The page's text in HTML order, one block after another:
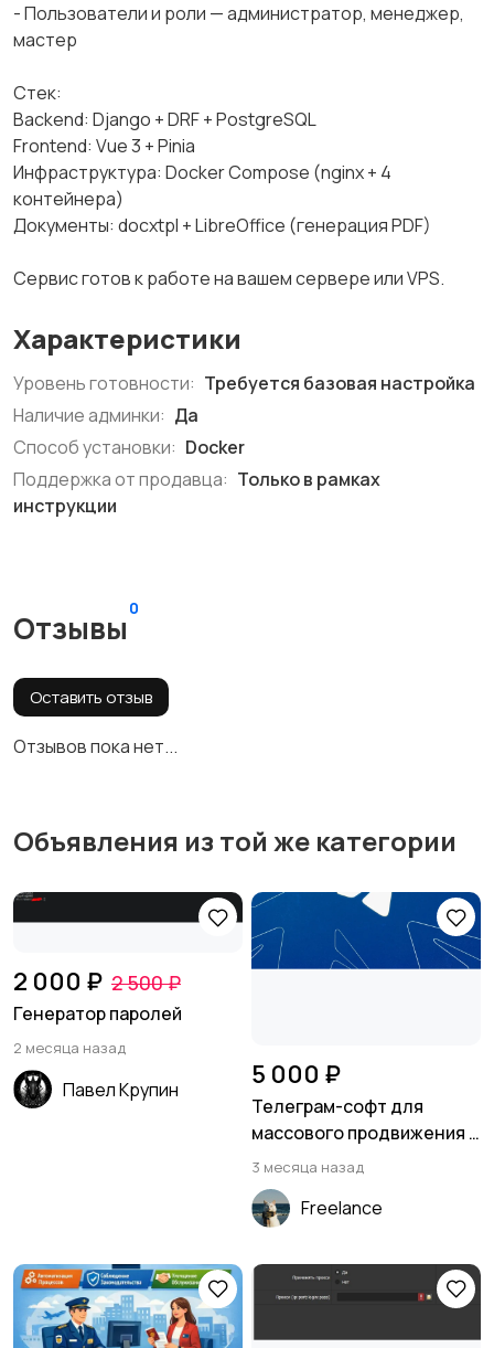
- Пользователи и роли — администратор, менеджер,
мастер
Стек:
Backend: Django + DRF + PostgreSQL
Frontend: Vue 3 + Pinia
Инфраструктура: Docker Compose (nginx + 4
контейнера)
Документы: docxtpl + LibreOffice (генерация PDF)
Сервис готов к работе на вашем сервере или VPS.
Характеристики
Уровень готовности: Требуется базовая настройка
Наличие админки: Да
Способ установки: Docker
Поддержка от продавца: Только в рамках
инструкции
Отзывы
0
Оставить отзыв
Отзывов пока нет...
Объявления из той же категории
2 000 ₽ 2 500 ₽
Генератор паролей
2 месяца назад
Павел Крупин 5 000 ₽
Телеграм-софт для
массового продвижения с
16 функциями
3 месяца назад
Freelance